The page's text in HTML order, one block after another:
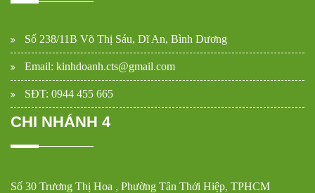
Số 238/11B Võ Thị Sáu, Dĩ An, Bình Dương
Email: kinhdoanh.cts@gmail.com
SĐT: 0944 455 665
CHI NHÁNH 4
Số 30 Trương Thị Hoa , Phường Tân Thới Hiệp, TPHCM